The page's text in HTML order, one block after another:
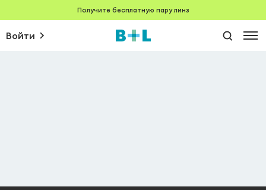
Получите бесплатную пару линз
Войти